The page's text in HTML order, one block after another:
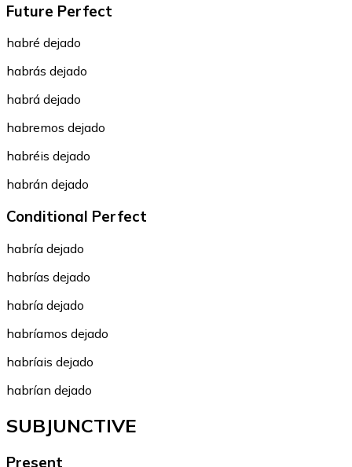
Future Perfect
habré dejado
habrás dejado
habrá dejado
habremos dejado
habréis dejado
habrán dejado
Conditional Perfect
habría dejado
habrías dejado
habría dejado
habríamos dejado
habríais dejado
habrían dejado
SUBJUNCTIVE
Present